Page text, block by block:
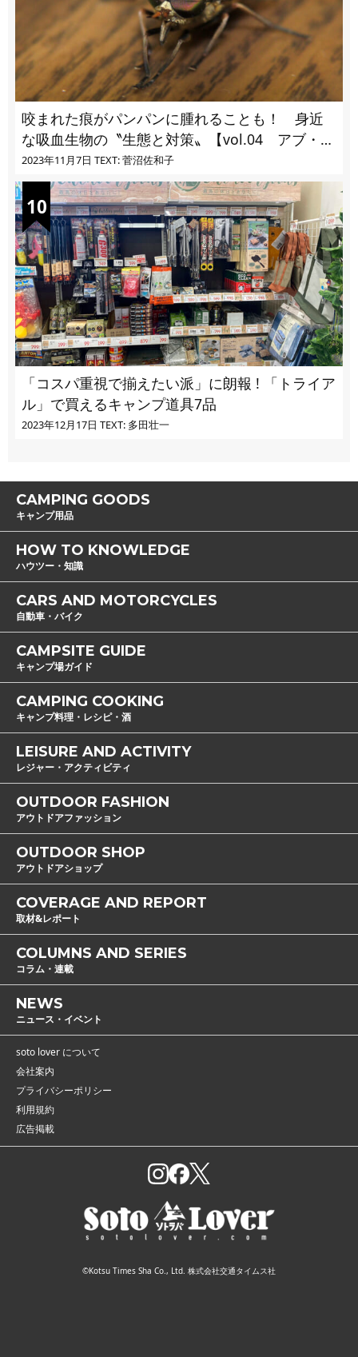
咬まれた痕がパンパンに腫れることも！ 身近
な吸血生物の〝生態と対策〟【vol.04 アブ・ブ
ユ・ヌカカ】
2023年11月7日 TEXT: 菅沼佐和子
「コスパ重視で揃えたい派」に朗報 ! 「トライア
ル」で買えるキャンプ道具7品
2023年12月17日 TEXT: 多田壮一
CAMPING GOODS
キャンプ用品
HOW TO KNOWLEDGE
ハウツー・知識
CARS AND MOTORCYCLES
自動車・バイク
CAMPSITE GUIDE
キャンプ場ガイド
CAMPING COOKING
キャンプ料理・レシピ・酒
LEISURE AND ACTIVITY
レジャー・アクティビティ
OUTDOOR FASHION
アウトドアファッション
OUTDOOR SHOP
アウトドアショップ
COVERAGE AND REPORT
取材&レポート
COLUMNS AND SERIES
コラム・連載
NEWS
ニュース・イベント
soto lover について
会社案内
プライバシーポリシー
利用規約
広告掲載
©Kotsu Times Sha Co., Ltd. 株式会社交通タイムス社